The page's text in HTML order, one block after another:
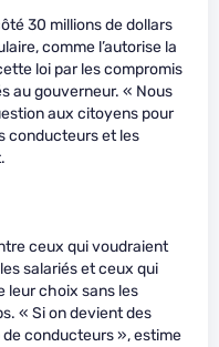
30 millions de dollars
comme l’autorise la
loi par les compromis
au gouverneur. « Nous
aux citoyens pour
conducteurs et les
ceux qui voudraient
salariés et ceux qui
leur choix sans les
« Si on devient des
conducteurs », estime